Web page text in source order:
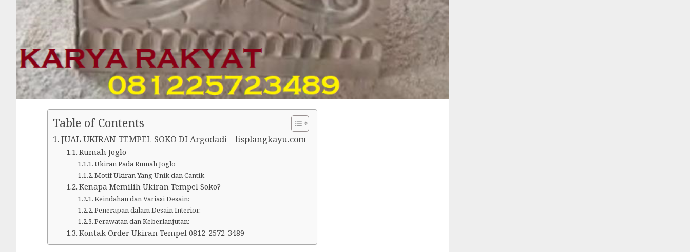
Table of Contents
JUAL UKIRAN TEMPEL SOKO DI Argodadi – lisplangkayu.com
Rumah Joglo
Ukiran Pada Rumah Joglo
Motif Ukiran Yang Unik dan Cantik
Kenapa Memilih Ukiran Tempel Soko?
Keindahan dan Variasi Desain:
Penerapan dalam Desain Interior:
Perawatan dan Keberlanjutan:
Kontak Order Ukiran Tempel 0812-2572-3489